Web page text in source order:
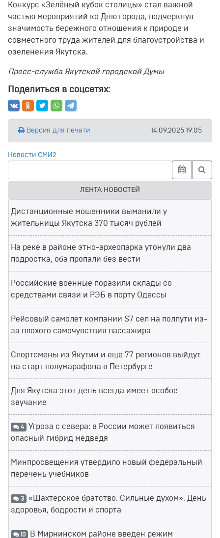
Конкурс «Зелёный кубок столицы» стал важной
частью мероприятий ко Дню города, подчеркнув
значимость бережного отношения к природе и
совместного труда жителей для благоустройства и
озеленения Якутска.
Пресс-служба Якутской городской Думы
Поделиться в соцсетях:
Версия для печати 14.09.2025 19:05
Новости СМИ2
ЛЕНТА НОВОСТЕЙ
Дистанционные мошенники выманили у
жительницы Якутска 370 тысяч рублей
На реке в районе этно-археопарка утонули два
подростка, оба пропали без вести
Российские военные поразили склады со
средствами связи и РЭБ в порту Одессы
Рейсовый самолет компании S7 сел на полпути из-
за плохого самочувствия пассажира
Спортсмены из Якутии и еще 77 регионов выйдут
на старт полумарафона в Петербурге
Для Якутска этот день всегда имеет особое
звучание
4 Угроза с севера: в России может появиться
опасный гибрид медведя
Минпросвещения утвердило новый федеральный
перечень учебников
3 «Шахтерское братство. Сильные духом». День
здоровья, бодрости и спорта
10 В Мирнинском районе введён режим